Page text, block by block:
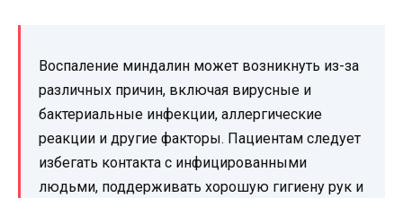
Воспаление миндалин может возникнуть из-за
различных причин, включая вирусные и
бактериальные инфекции, аллергические
реакции и другие факторы. Пациентам следует
избегать контакта с инфицированными
людьми, поддерживать хорошую гигиену рук и